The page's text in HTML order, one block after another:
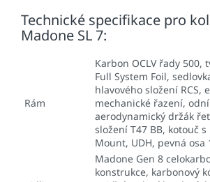
Technické specifikace pro
Madone SL 7:
Rám
Karbon OCLV řady 500,
Full System Foil,
hlavového složení RCS,
mechanické řazení,
aerodynamický držák
složení T47 BB, kotouč
Mount, UDH, pevná osa
Madone Gen 8
konstrukce, karbonový